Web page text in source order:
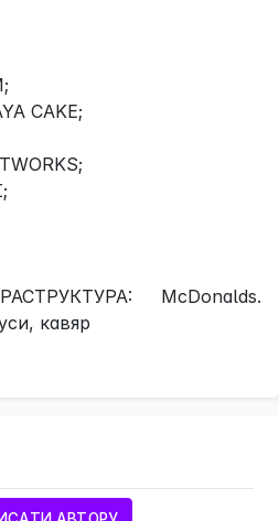
CAKE;
McDonalds.
кавяр